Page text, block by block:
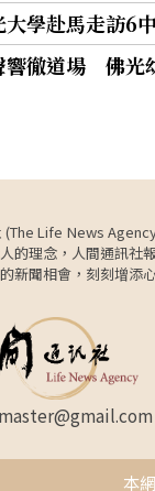
大學赴馬走訪6
響徹道場 佛光
(The Life News
的理念，人間通訊社
新聞相會，刻刻增添
本